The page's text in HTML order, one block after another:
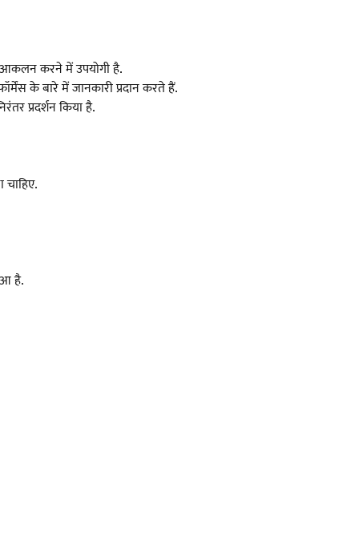
आकलन करने में उपयोगी है.
के बारे में जानकारी प्रदान करते हैं.
प्रदर्शन किया है.
है.